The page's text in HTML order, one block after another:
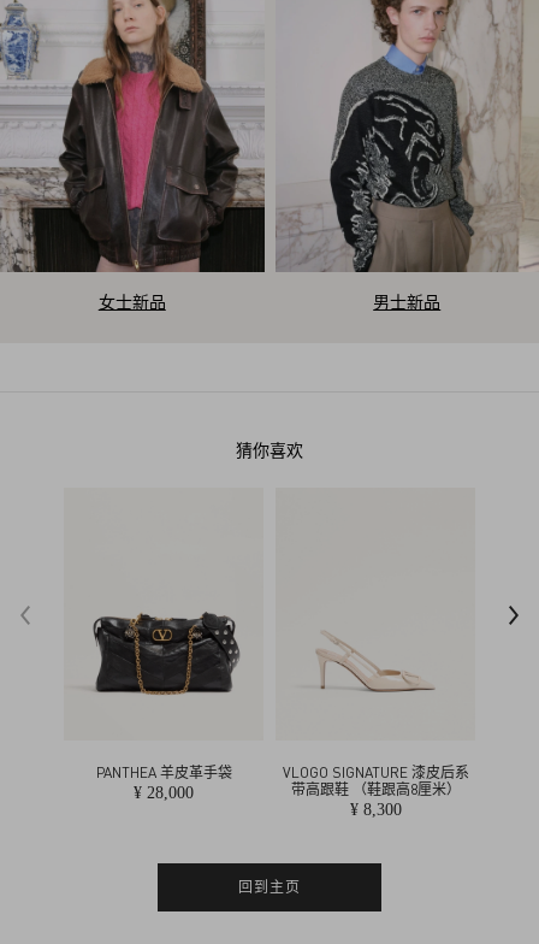
e
女士新品 男士新品
猜你喜欢
PANTHEA 羊皮革手袋
¥ 28,000
VLOGO SIGNATURE 漆皮后系
带高跟鞋 （鞋跟高8厘米）
¥ 8,300
回到主页